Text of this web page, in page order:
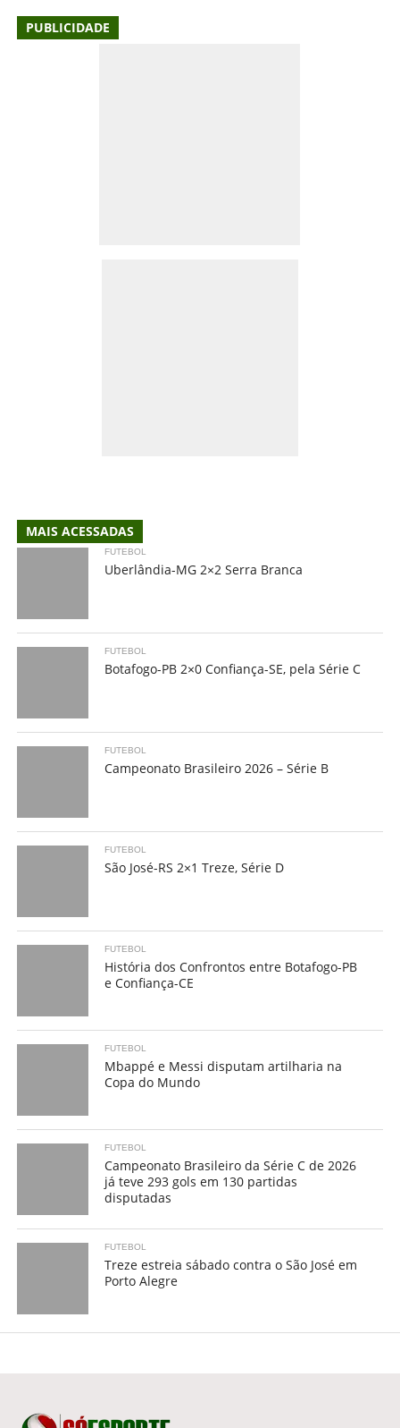
PUBLICIDADE
MAIS ACESSADAS
FUTEBOL
Uberlândia-MG 2×2 Serra Branca
FUTEBOL
Botafogo-PB 2×0 Confiança-SE, pela Série C
FUTEBOL
Campeonato Brasileiro 2026 – Série B
FUTEBOL
São José-RS 2×1 Treze, Série D
FUTEBOL
História dos Confrontos entre Botafogo-PB
e Confiança-CE
FUTEBOL
Mbappé e Messi disputam artilharia na
Copa do Mundo
FUTEBOL
Campeonato Brasileiro da Série C de 2026
já teve 293 gols em 130 partidas
disputadas
FUTEBOL
Treze estreia sábado contra o São José em
Porto Alegre